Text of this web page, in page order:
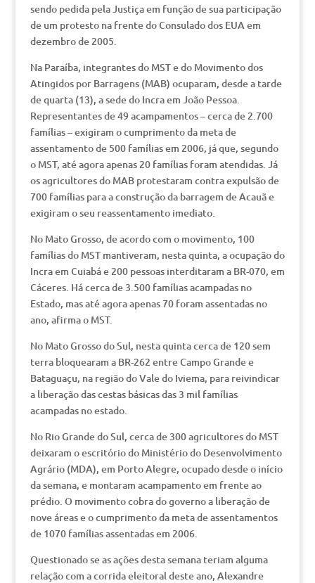
sendo pedida pela Justiça em função de sua participação
de um protesto na frente do Consulado dos EUA em
dezembro de 2005.
Na Paraíba, integrantes do MST e do Movimento dos
Atingidos por Barragens (MAB) ocuparam, desde a tarde
de quarta (13), a sede do Incra em João Pessoa.
Representantes de 49 acampamentos – cerca de 2.700
famílias – exigiram o cumprimento da meta de
assentamento de 500 famílias em 2006, já que, segundo
o MST, até agora apenas 20 famílias foram atendidas. Já
os agricultores do MAB protestaram contra expulsão de
700 famílias para a construção da barragem de Acauã e
exigiram o seu reassentamento imediato.
No Mato Grosso, de acordo com o movimento, 100
famílias do MST mantiveram, nesta quinta, a ocupação do
Incra em Cuiabá e 200 pessoas interditaram a BR-070, em
Cáceres. Há cerca de 3.500 famílias acampadas no
Estado, mas até agora apenas 70 foram assentadas no
ano, afirma o MST.
No Mato Grosso do Sul, nesta quinta cerca de 120 sem
terra bloquearam a BR-262 entre Campo Grande e
Bataguaçu, na região do Vale do Iviema, para reivindicar
a liberação das cestas básicas das 3 mil famílias
acampadas no estado.
No Rio Grande do Sul, cerca de 300 agricultores do MST
deixaram o escritório do Ministério do Desenvolvimento
Agrário (MDA), em Porto Alegre, ocupado desde o início
da semana, e montaram acampamento em frente ao
prédio. O movimento cobra do governo a liberação de
nove áreas e o cumprimento da meta de assentamentos
de 1070 famílias assentadas em 2006.
Questionado se as ações desta semana teriam alguma
relação com a corrida eleitoral deste ano, Alexandre